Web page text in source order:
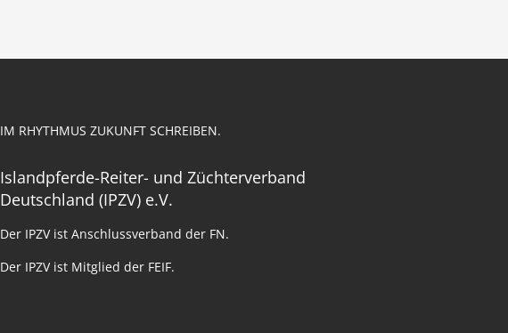
IM RHYTHMUS ZUKUNFT SCHREIBEN.
Islandpferde-Reiter- und Züchterverband
Deutschland (IPZV) e.V.
Der IPZV ist Anschlussverband der FN.
Der IPZV ist Mitglied der FEIF.